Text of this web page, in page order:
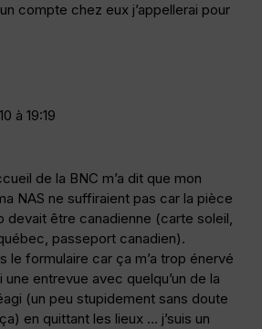
compte chez eux j’appellerai pour
à 19:19
de la BNC m’a dit que mon
NAS ne suffiraient pas car la pièce
devait être canadienne (carte soleil,
passeport canadien).
le formulaire car ça m’a trop énervé
une entrevue avec quelqu’un de la
(un peu stupidement sans doute
en quittant les lieux … j’suis un